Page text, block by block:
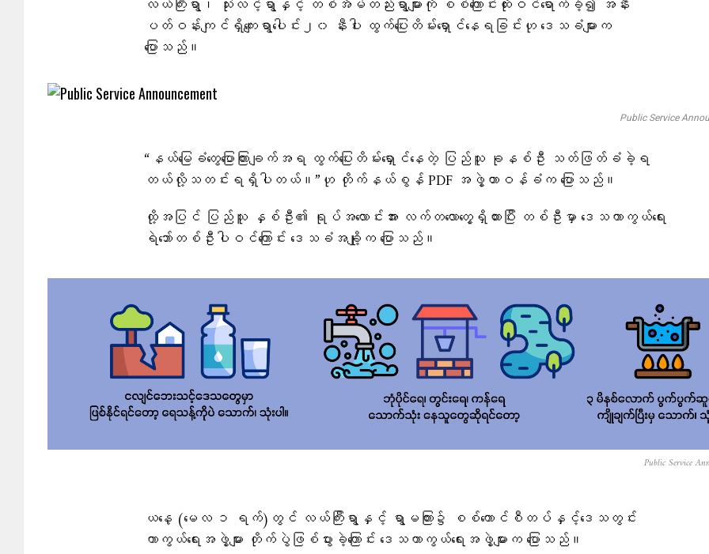
လယ်ကြီးရွာ၊ သုံးလင့်ရွာနှင့် တစ်အိမ်တည်းရွာများကို စစ်ကြောင်းထိုးဝင်ရောက်ခဲ့၍ အနီး
ပတ်ဝန်းကျင်ရှိကျေးရွာပေါင်း၂၀ နီးပါး ထွက်ပြေးတိမ်းရှောင်နေရခြင်းဟု ဒေသခံများက
ပြောသည်။
Public Service
“နယ်မြေခံတွေပြောကြားချက်အရ ထွက်ပြေးတိမ်းရှောင်နေတဲ့ ပြည်သူ ခုနစ်ဦး သတ်ဖြတ်ခံခဲ့ရ
တယ်လို့သတင်းရရှိပါတယ်။”ဟု တိုက်နယ်စွန် PDF အဖွဲ့တာဝန်ခံက ပြောသည်။
ထို့အပြင် ပြည်သူ နှစ်ဦး၏ ရုပ်အလောင်းအား လက်တလောတွေ့ရှိထားပြီး တစ်ဦးမှာ ဒေသကာကွယ်ရေး
ရဲဘော်တစ်ဦးပါဝင်ကြောင်း ဒေသခံအချို့က ပြောသည်။
Public Service
ယနေ့ (မေလ ၁ ရက်)တွင် လယ်ကြီးရွာနှင့် ရွာမကြား၌ စစ်ကောင်စီတပ်နှင့်​ဒေသတွင်း
ကာကွယ်ရေးအဖွဲ့များ တိုက်ပွဲဖြစ်ပွားခဲ့ကြောင်း ​ဒေသကာကွယ်ရေးအဖွဲ့များက ပြောသည်။